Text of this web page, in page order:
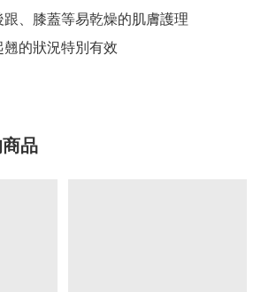
、膝蓋等易乾燥的肌膚護理
的狀況特別有效
品